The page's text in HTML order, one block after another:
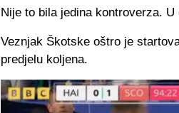
Nije to bila jedina kontroverza.
Veznjak Škotske oštro je
predjelu koljena.